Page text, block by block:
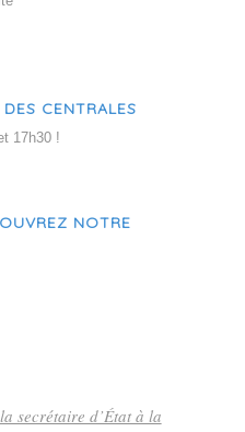
CENTRALES
17h30 !
NOTRE
secrétaire d’État à la